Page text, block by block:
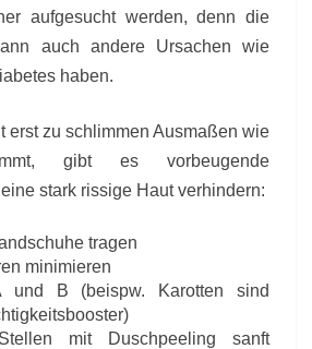
aufgesucht werden, denn die
auch andere Ursachen wie
haben.
erst zu schlimmen Ausmaßen wie
gibt es vorbeugende
stark rissige Haut verhindern:
tragen
minimieren
und B (beispw. Karotten sind
mit Duschpeeling sanft